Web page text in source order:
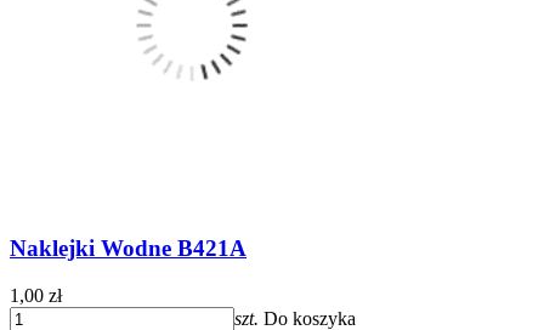
Naklejki Wodne B421A
1,00 zł
szt. Do koszyka